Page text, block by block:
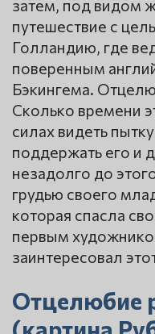
затем, под видом
путешествие с
Голландию, где
поверенным
Бэкингема.
Сколько времени
силах видеть
поддержать его и
незадолго до
грудью своего
которая спасла
первым
заинтересовал
Отцелюбие